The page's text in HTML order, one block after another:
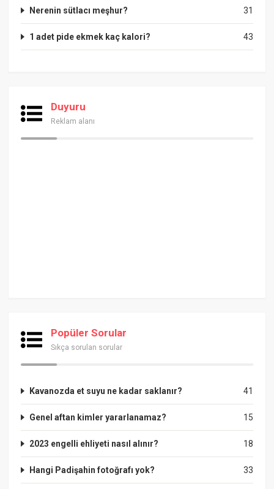
31
Nerenin sütlacı meşhur?
43
1 adet pide ekmek kaç kalori?
Duyuru
Reklam alanı
Popüler Sorular
Sıkça sorulan sorular
41
Kavanozda et suyu ne kadar saklanır?
15
Genel aftan kimler yararlanamaz?
18
2023 engelli ehliyeti nasıl alınır?
33
Hangi Padişahin fotoğrafı yok?